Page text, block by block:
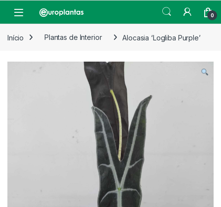
Open 0
Início Plantas de Interior Alocasia ‘Logliba Purple’